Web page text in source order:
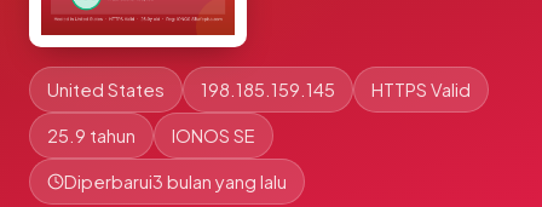
United States 198.185.159.145 HTTPS Valid
25.9 tahun IONOS SE
Diperbarui3 bulan yang lalu